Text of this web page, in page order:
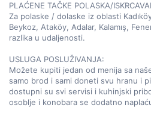
PLAĆENE TAČKE POLASKA/
Za polaske / dolaske iz oblasti
Beykoz, Ataköy, Adalar, Kalamış,
razlika u udaljenosti.
USLUGA POSLUŽIVANJA:
Možete kupiti jedan od menija sa
samo brod i sami doneti svu hranu i
dostupni su svi servisi i kuhinjski
osoblje i konobara se dodatno